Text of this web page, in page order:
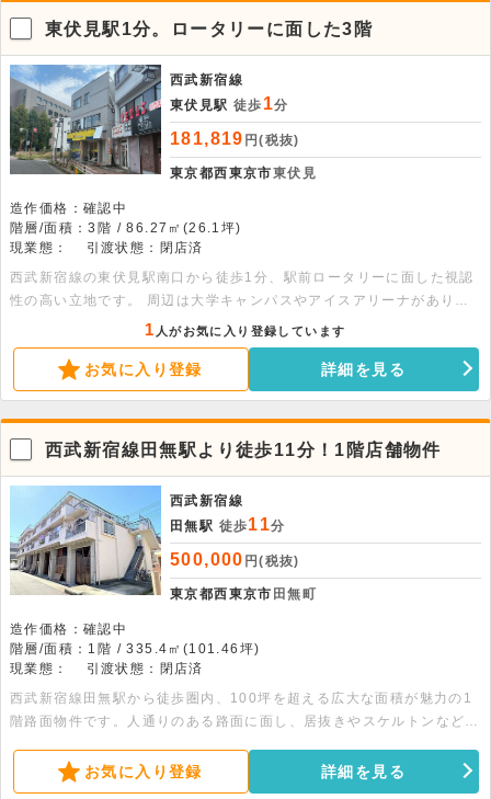
東伏見駅1分。ロータリーに面した3階
西武新宿線
東伏見駅 徒歩 1分
181,819 円(税抜)
東京都西東京市東伏見
造作価格：確認中
階層/面積：3階 / 86.27㎡(26.1坪)
現業態：
引渡状態：閉店済
西武新宿線の東伏見駅南口から徒歩1分、駅前ロータリーに面した視認
性の高い立地です。 周辺は大学キャンパスやアイスアリーナがあり、
学生やスポーツ利用者で賑わうエリアです。 落ち着いた住宅街も隣接
しており、幅広い年代の生活動線として安定した環境にあります。 鉄
骨造ビルの3階部分に位置し、専有面積は約26.1坪のゆとりある広さが
確保されています。 室内にはエアコン、キッチン、トイレが備わって
おり、飲食店としての利用も相談可能です。 事務所や店舗など多目的
に活用いただける物件ですので、詳細はお問い合わせください！
1 人がお気に入り登録しています
お気に入り登録 詳細を見る
西武新宿線田無駅より徒歩11分！1階店舗物件
西武新宿線
田無駅 徒歩11分
500,000 円(税抜)
東京都西東京市 田無町
造作価格：確認中
階層/面積：1階 / 335.4㎡(101.46坪)
現業態：
引渡状態：閉店済
西武新宿線田無駅から徒歩圏内、100坪を超える広大な面積が魅力の1
階路面物件です。人通りのある路面に面し、居抜きやスケルトンなど引
好条件が整ったこの場所で、新たなビジネスを始めてみませんか。お問
い合わせをお待ちしております。
お気に入り登録 詳細を見る